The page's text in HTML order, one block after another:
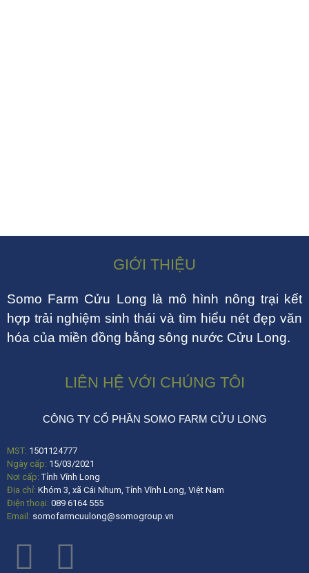
GIỚI THIỆU
Somo Farm Cửu Long là mô hình nông trại kết
hợp trải nghiệm sinh thái và tìm hiểu nét đẹp văn
hóa của miền đồng bằng sông nước Cửu Long.
LIÊN HỆ VỚI CHÚNG TÔI
CÔNG TY CỔ PHẦN SOMO FARM CỬU LONG
MST: 1501124777
Ngày cấp: 15/03/2021
Nơi cấp:Tỉnh Vĩnh Long
Địa chỉ: Khóm 3, xã Cái Nhum, Tỉnh Vĩnh Long, Việt Nam
Điện thoại: 089 6164 555
Email: somofarmcuulong@somogroup.vn